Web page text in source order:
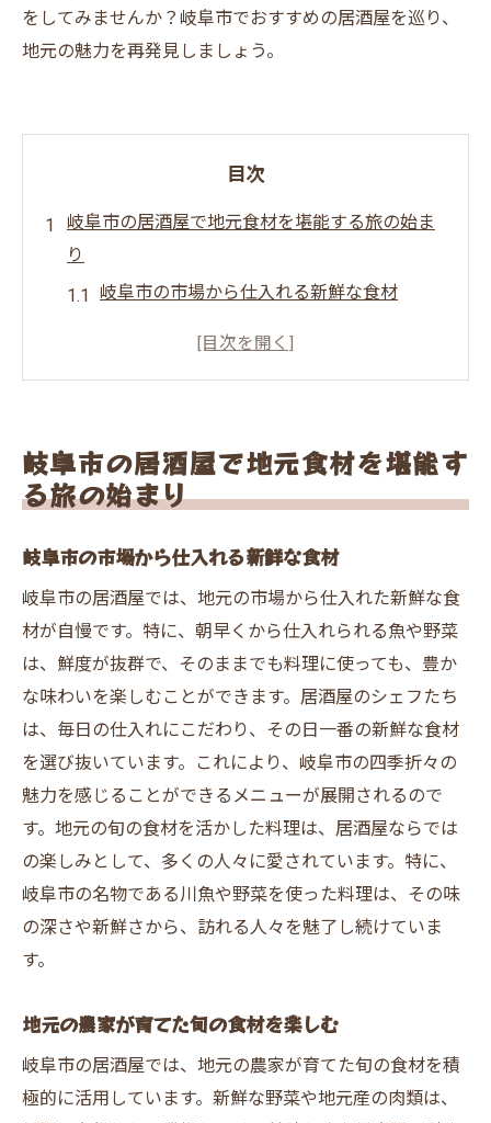
をしてみませんか？岐阜市でおすすめの居酒屋を巡り、
地元の魅力を再発見しましょう。
目次
岐阜市の居酒屋で地元食材を堪能する旅の始ま
り
岐阜市の市場から仕入れる新鮮な食材
地元の農家が育てた旬の食材を楽しむ
地元の味を知る旅のスタート地点へ
居酒屋で味わう岐阜市の新鮮野菜と朴葉味噌
地元野菜を使ったヘルシーメニュー
朴葉味噌が引き立てる岐阜の味
新鮮野菜と朴葉味噌の絶妙なハーモニー
岐阜市ならではの特産品を味わう
朴葉味噌を使用した料理で舌鼓
地元の風味を楽しむ居酒屋の一皿
岐阜市の居酒屋で友達との楽しいひとときを
賑やかな雰囲気で楽しむ居酒屋体験
友達とシェアする岐阜市の魅力
笑顔が絶えない居酒屋でのひととき
岐阜市の居酒屋で友達と心温まる時間を
家族で楽しむ岐阜市の温かい雰囲気の居酒屋
家族団らんを彩る居酒屋の料理
子供から大人まで楽しめる居酒屋メニュー
岐阜市の居酒屋で地元食材を堪能す
る旅の始まり
岐阜市の市場から仕入れる新鮮な食材
岐阜市の居酒屋では、地元の市場から仕入れた新鮮な食
材が自慢です。特に、朝早くから仕入れられる魚や野菜
は、鮮度が抜群で、そのままでも料理に使っても、豊か
な味わいを楽しむことができます。居酒屋のシェフたち
は、毎日の仕入れにこだわり、その日一番の新鮮な食材
を選び抜いています。これにより、岐阜市の四季折々の
魅力を感じることができるメニューが展開されるので
す。地元の旬の食材を活かした料理は、居酒屋ならでは
の楽しみとして、多くの人々に愛されています。特に、
岐阜市の名物である川魚や野菜を使った料理は、その味
の深さや新鮮さから、訪れる人々を魅了し続けていま
す。
地元の農家が育てた旬の食材を楽しむ
岐阜市の居酒屋では、地元の農家が育てた旬の食材を積
極的に活用しています。新鮮な野菜や地元産の肉類は、